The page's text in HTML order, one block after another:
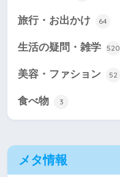
旅行・お出かけ 64
生活の疑問・雑学 520
美容・ファション 52
食べ物 3
メタ情報